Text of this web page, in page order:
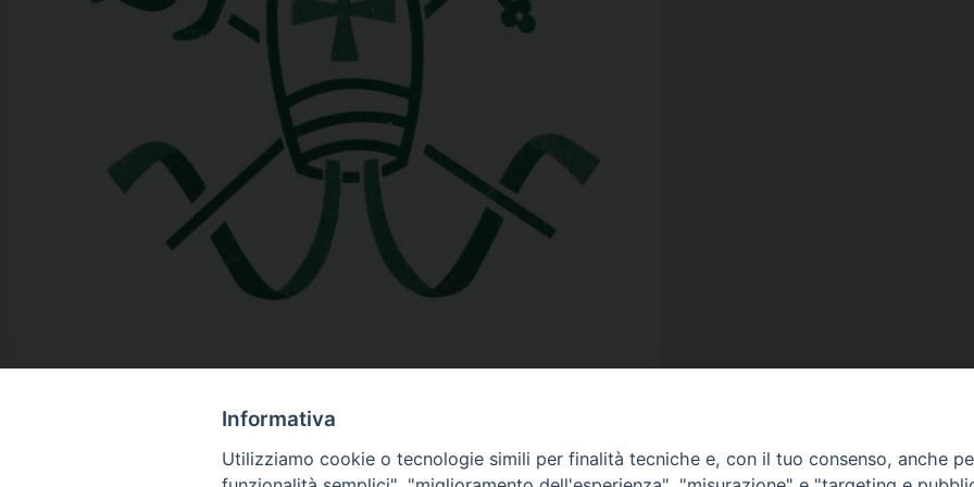
Informativa
Utilizziamo cookie o tecnologie simili per finalità tecniche e, con il tuo consenso, anche